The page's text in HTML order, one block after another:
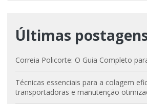
Últimas
Correia Policorte: O Guia Completo
Técnicas essenciais para a colagem
transportadoras e manutenção